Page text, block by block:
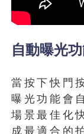
自動曝光
當按下快門
曝光功能會
場景最佳化
成最適合的